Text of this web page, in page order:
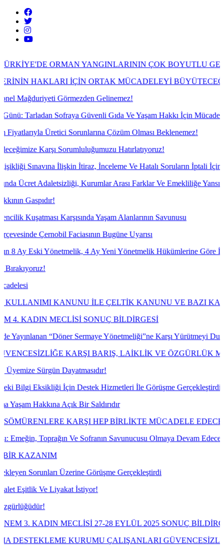
YANGINLARININ ÇOK BOYUTLU GERÇEĞİ
İÇİN ORTAK MÜCADELEYİ BÜYÜTECEĞİZ!
Görmezden Gelinemez!
Güvenli Gıda Ve Yaşam Hakkı İçin Mücadele!
Sorunlarına Çözüm Olması Beklenemez!
Sorumluluğumuzu Hatırlatıyoruz!
İtiraz, İnceleme Ve Hatalı Soruların İptali İçin İtiraz
Kurumlar Arası Farklar Ve Emekliliğe Yansımayan Gelir
Karşısında Yaşam Alanlarının Savunusu
Faciasının Bugüne Uyarısı
4 Ay Yeni Yönetmelik Hükümlerine Göre İşlem Tesis
İLE ÇELTİK KANUNU VE BAZI KANUNLARDA
SONUÇ BİLDİRGESİ
Sermaye Yönetmeliği”ne Karşı Yürütmeyi Durdurma ve İptal
KARŞI BARIŞ, LAİKLİK VE ÖZGÜRLÜK
Dayatmasıdır!
İçin Destek Hizmetleri İle Görüşme Gerçekleştirdik.
Açık Bir Saldırıdır
KARŞI HEP BİRLİKTE MÜCADELE EDECEĞİZ
Ve Sofranın Savunucusu Olmaya Devam Edeceğiz!
Üzerine Görüşme Gerçekleştirdi
İstiyor!
MECLİSİ 27-28 EYLÜL 2025 SONUÇ BİLDİRGESİ
KURUMU ÇALIŞANLARI GÜVENCESİZLİĞE